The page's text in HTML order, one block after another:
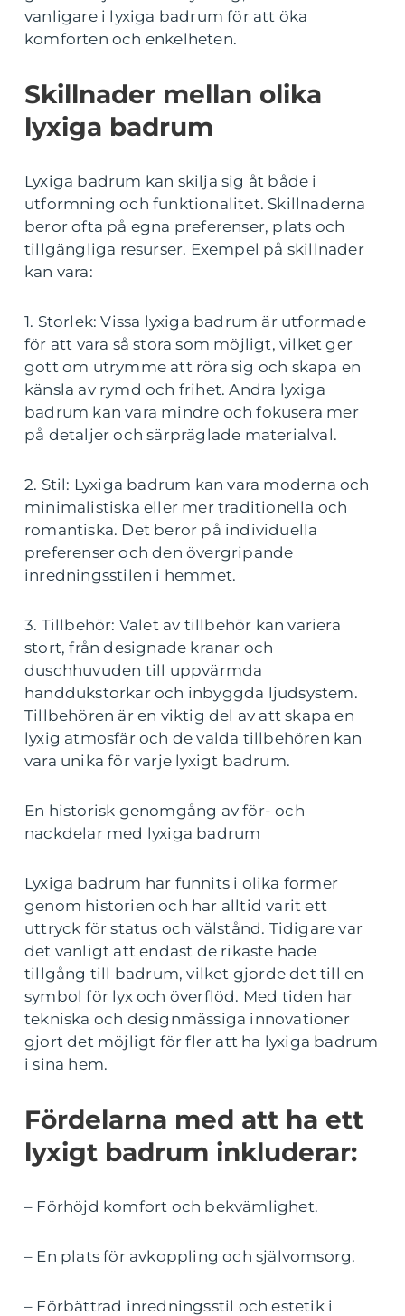
vanligare i lyxiga badrum för att öka
komforten och enkelheten.
Skillnader mellan olika
lyxiga badrum
Lyxiga badrum kan skilja sig åt både i
utformning och funktionalitet. Skillnaderna
beror ofta på egna preferenser, plats och
tillgängliga resurser. Exempel på skillnader
kan vara:
1. Storlek: Vissa lyxiga badrum är utformade
för att vara så stora som möjligt, vilket ger
gott om utrymme att röra sig och skapa en
känsla av rymd och frihet. Andra lyxiga
badrum kan vara mindre och fokusera mer
på detaljer och särpräglade materialval.
2. Stil: Lyxiga badrum kan vara moderna och
minimalistiska eller mer traditionella och
romantiska. Det beror på individuella
preferenser och den övergripande
inredningsstilen i hemmet.
3. Tillbehör: Valet av tillbehör kan variera
stort, från designade kranar och
duschhuvuden till uppvärmda
handdukstorkar och inbyggda ljudsystem.
Tillbehören är en viktig del av att skapa en
lyxig atmosfär och de valda tillbehören kan
vara unika för varje lyxigt badrum.
En historisk genomgång av för- och
nackdelar med lyxiga badrum
Lyxiga badrum har funnits i olika former
genom historien och har alltid varit ett
uttryck för status och välstånd. Tidigare var
det vanligt att endast de rikaste hade
tillgång till badrum, vilket gjorde det till en
symbol för lyx och överflöd. Med tiden har
tekniska och designmässiga innovationer
gjort det möjligt för fler att ha lyxiga badrum
i sina hem.
Fördelarna med att ha ett
lyxigt badrum inkluderar:
– Förhöjd komfort och bekvämlighet.
– En plats för avkoppling och självomsorg.
– Förbättrad inredningsstil och estetik i